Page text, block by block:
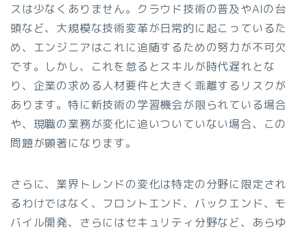
スは少なくありません。クラウド技術の普及やAIの台
頭など、大規模な技術変革が日常的に起こっているた
め、エンジニアはこれに追随するための努力が不可欠
です。しかし、これを怠るとスキルが時代遅れとな
り、企業の求める人材要件と大きく乖離するリスクが
あります。特に新技術の学習機会が限られている場合
や、現職の業務が変化に追いついていない場合、この
問題が顕著になります。
さらに、業界トレンドの変化は特定の分野に限定され
るわけではなく、フロントエンド、バックエンド、モ
バイル開発、さらにはセキュリティ分野など、あらゆ